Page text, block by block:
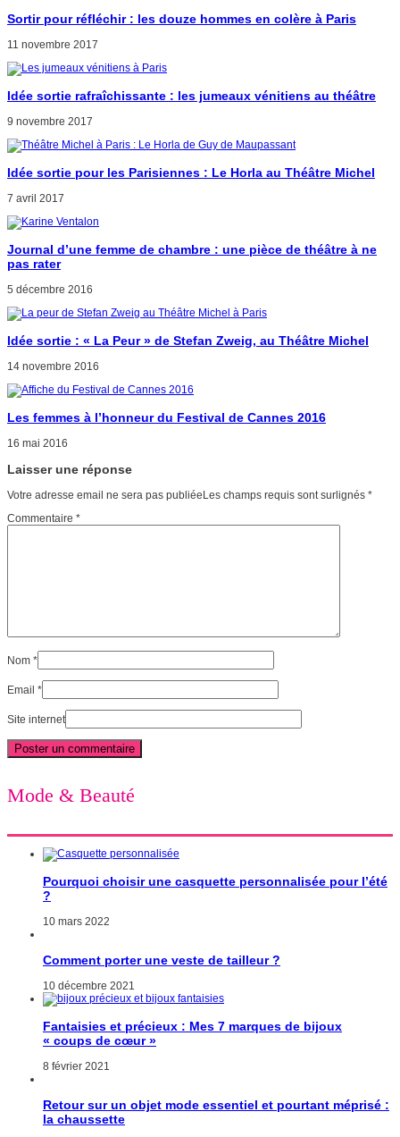
Sortir pour réfléchir : les douze hommes en colère à Paris
11 novembre 2017
Idée sortie rafraîchissante : les jumeaux vénitiens au théâtre
9 novembre 2017
Idée sortie pour les Parisiennes : Le Horla au Théâtre Michel
7 avril 2017
Journal d’une femme de chambre : une pièce de théâtre à ne
pas rater
5 décembre 2016
Idée sortie : « La Peur » de Stefan Zweig, au Théâtre Michel
14 novembre 2016
Les femmes à l’honneur du Festival de Cannes 2016
16 mai 2016
Laisser une réponse
Votre adresse email ne sera pas publiéeLes champs requis sont surlignés *
Commentaire *
Nom *
Email *
Site internet
Mode & Beauté
Pourquoi choisir une casquette personnalisée pour l’été
?
10 mars 2022
Comment porter une veste de tailleur ?
10 décembre 2021
Fantaisies et précieux : Mes 7 marques de bijoux
« coups de cœur »
8 février 2021
Retour sur un objet mode essentiel et pourtant méprisé :
la chaussette